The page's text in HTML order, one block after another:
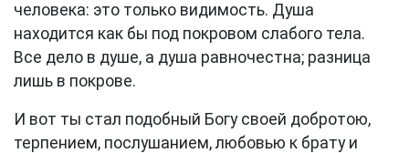
человека: это только видимость. Душа
находится как бы под покровом слабого тела.
Все дело в душе, а душа равночестна; разница
лишь в покрове.
И вот ты стал подобный Богу своей добротою,
терпением, послушанием, любовью к брату и